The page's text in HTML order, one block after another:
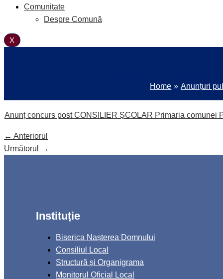
Comunitate
Despre Comună
X
Home Anunțuri
Anunț concurs post CONSILIER ȘCOLAR Primaria comunei
← Anteriorul
Următorul
→
Instituție
Biserica Nașterea Domnului
Consiliul Local
Structură și Organigrama
Monitorul Oficial Local